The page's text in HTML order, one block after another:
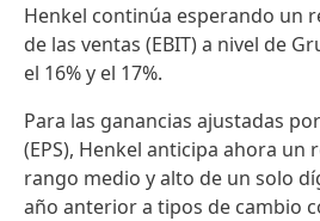
Henkel continúa esperando un
de las ventas (EBIT) a nivel de
el 16% y el 17%.
Para las ganancias ajustadas
(EPS), Henkel anticipa ahora un
rango medio y alto de un solo
año anterior a tipos de cambio